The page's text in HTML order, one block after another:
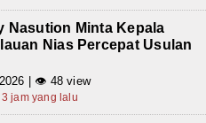
Nasution Minta Kepala
Nias Percepat Usulan
| 👁 48 view
jam yang lalu